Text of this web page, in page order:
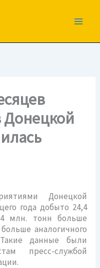
Донецкой
Донецкой
года добыто 24,4
млн. тонн больше
аналогичного
данные были
пресс-службой